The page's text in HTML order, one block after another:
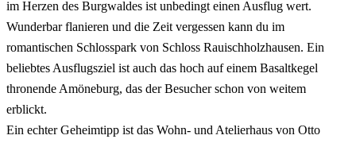
im Herzen des Burgwaldes ist unbedingt einen Ausflug wert.
Wunderbar flanieren und die Zeit vergessen kann du im
romantischen Schlosspark von Schloss Rauischholzhausen. Ein
beliebtes Ausflugsziel ist auch das hoch auf einem Basaltkegel
thronende Amöneburg, das der Besucher schon von weitem
erblickt.
Ein echter Geheimtipp ist das Wohn- und Atelierhaus von Otto